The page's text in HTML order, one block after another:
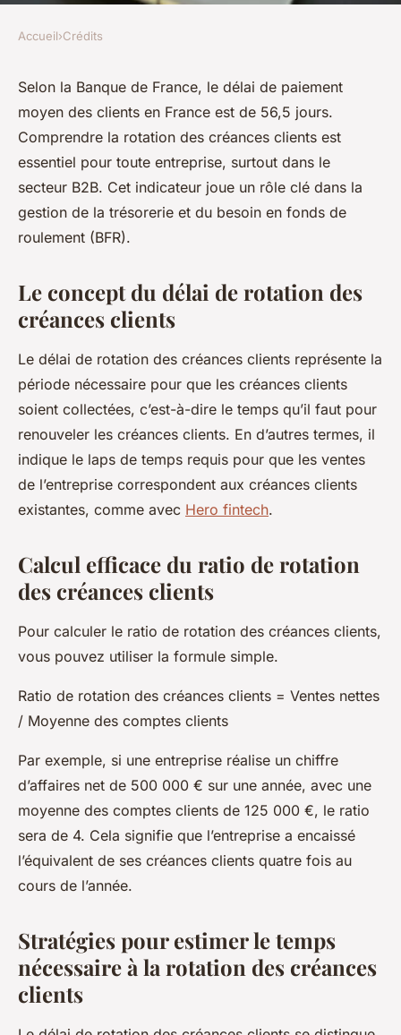
Heropay : calcul du délai de
rotation des créances clients
donatienne•19 juillet 2024•3 min de lecture
Accueil›Crédits
Selon la Banque de France, le délai de paiement
moyen des clients en France est de 56,5 jours.
Comprendre la rotation des créances clients est
essentiel pour toute entreprise, surtout dans le
secteur B2B. Cet indicateur joue un rôle clé dans la
gestion de la trésorerie et du besoin en fonds de
roulement (BFR).
Le concept du délai de rotation des
créances clients
Le délai de rotation des créances clients représente la
période nécessaire pour que les créances clients
soient collectées, c’est-à-dire le temps qu’il faut pour
renouveler les créances clients. En d’autres termes, il
indique le laps de temps requis pour que les ventes
de l’entreprise correspondent aux créances clients
existantes, comme avec Hero fintech.
Calcul efficace du ratio de rotation
des créances clients
Pour calculer le ratio de rotation des créances clients,
vous pouvez utiliser la formule simple.
Ratio de rotation des créances clients = Ventes nettes
/ Moyenne des comptes clients
Par exemple, si une entreprise réalise un chiffre
d’affaires net de 500 000 € sur une année, avec une
moyenne des comptes clients de 125 000 €, le ratio
sera de 4. Cela signifie que l’entreprise a encaissé
l’équivalent de ses créances clients quatre fois au
cours de l’année.
Stratégies pour estimer le temps
nécessaire à la rotation des créances
clients